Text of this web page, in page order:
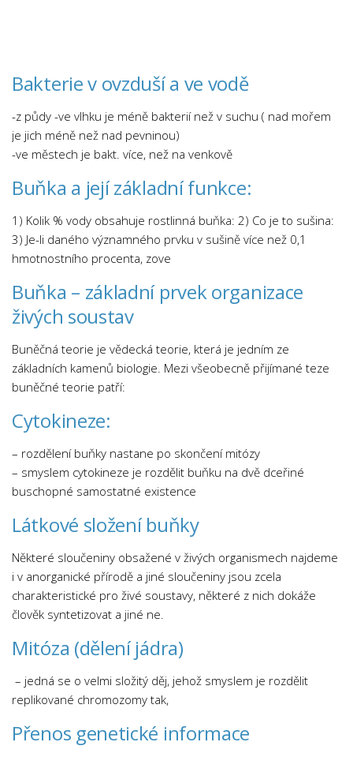
Ekologie
Fyzika
Informatika
Jazyky
Marketing
Němčina
Občanská nauka
Pedagogika
Psychologie a Sociologie
Společenské vědy
Technika
Zdravotnictví
Zeměpis
Novinky
Bakterie v ovzduší a ve vodě
-z půdy -ve vlhku je méně bakterií než v suchu ( nad mořem
je jich méně než nad pevninou)
-ve městech je bakt. více, než na venkově
Buňka a její základní funkce:
1) Kolik % vody obsahuje rostlinná buňka: 2) Co je to sušina:
3) Je-li daného významného prvku v sušině více než 0,1
hmotnostního procenta, zove
Buňka – základní prvek organizace
živých soustav
Buněčná teorie je vědecká teorie, která je jedním ze
základních kamenů biologie. Mezi všeobecně přijímané teze
buněčné teorie patří:
Cytokineze:
– rozdělení buňky nastane po skončení mitózy
– smyslem cytokineze je rozdělit buňku na dvě dceřiné
buschopné samostatné existence
Látkové složení buňky
Některé sloučeniny obsažené v živých organismech najdeme
i v anorganické přírodě a jiné sloučeniny jsou zcela
charakteristické pro živé soustavy, některé z nich dokáže
člověk syntetizovat a jiné ne.
Mitóza (dělení jádra)
– jedná se o velmi složitý děj, jehož smyslem je rozdělit
replikované chromozomy tak,
Přenos genetické informace